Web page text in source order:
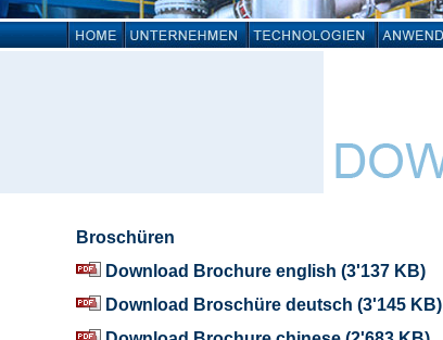
Broschüren
Download Brochure english (3'137 KB)
Download Broschüre deutsch (3'145 KB)